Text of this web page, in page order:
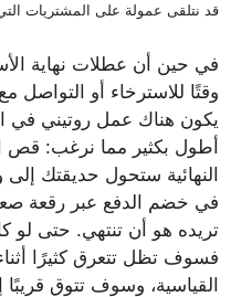
قد نتلقى عمولة على المشتريات
في حين أن عطلات نهاية
وقتًا للاسترخاء أو التواصل مع
يكون هناك عمل روتيني في
أطول بكثير مما نرغب: قص
النهائية ستحول حديقتك
في خضم الدفع عبر رقعة
تريده هو أن تنتهي. حتى لو
فسوف تظل تتعرق كثيرًا
القياسية، وسوف تتوق قريبًا